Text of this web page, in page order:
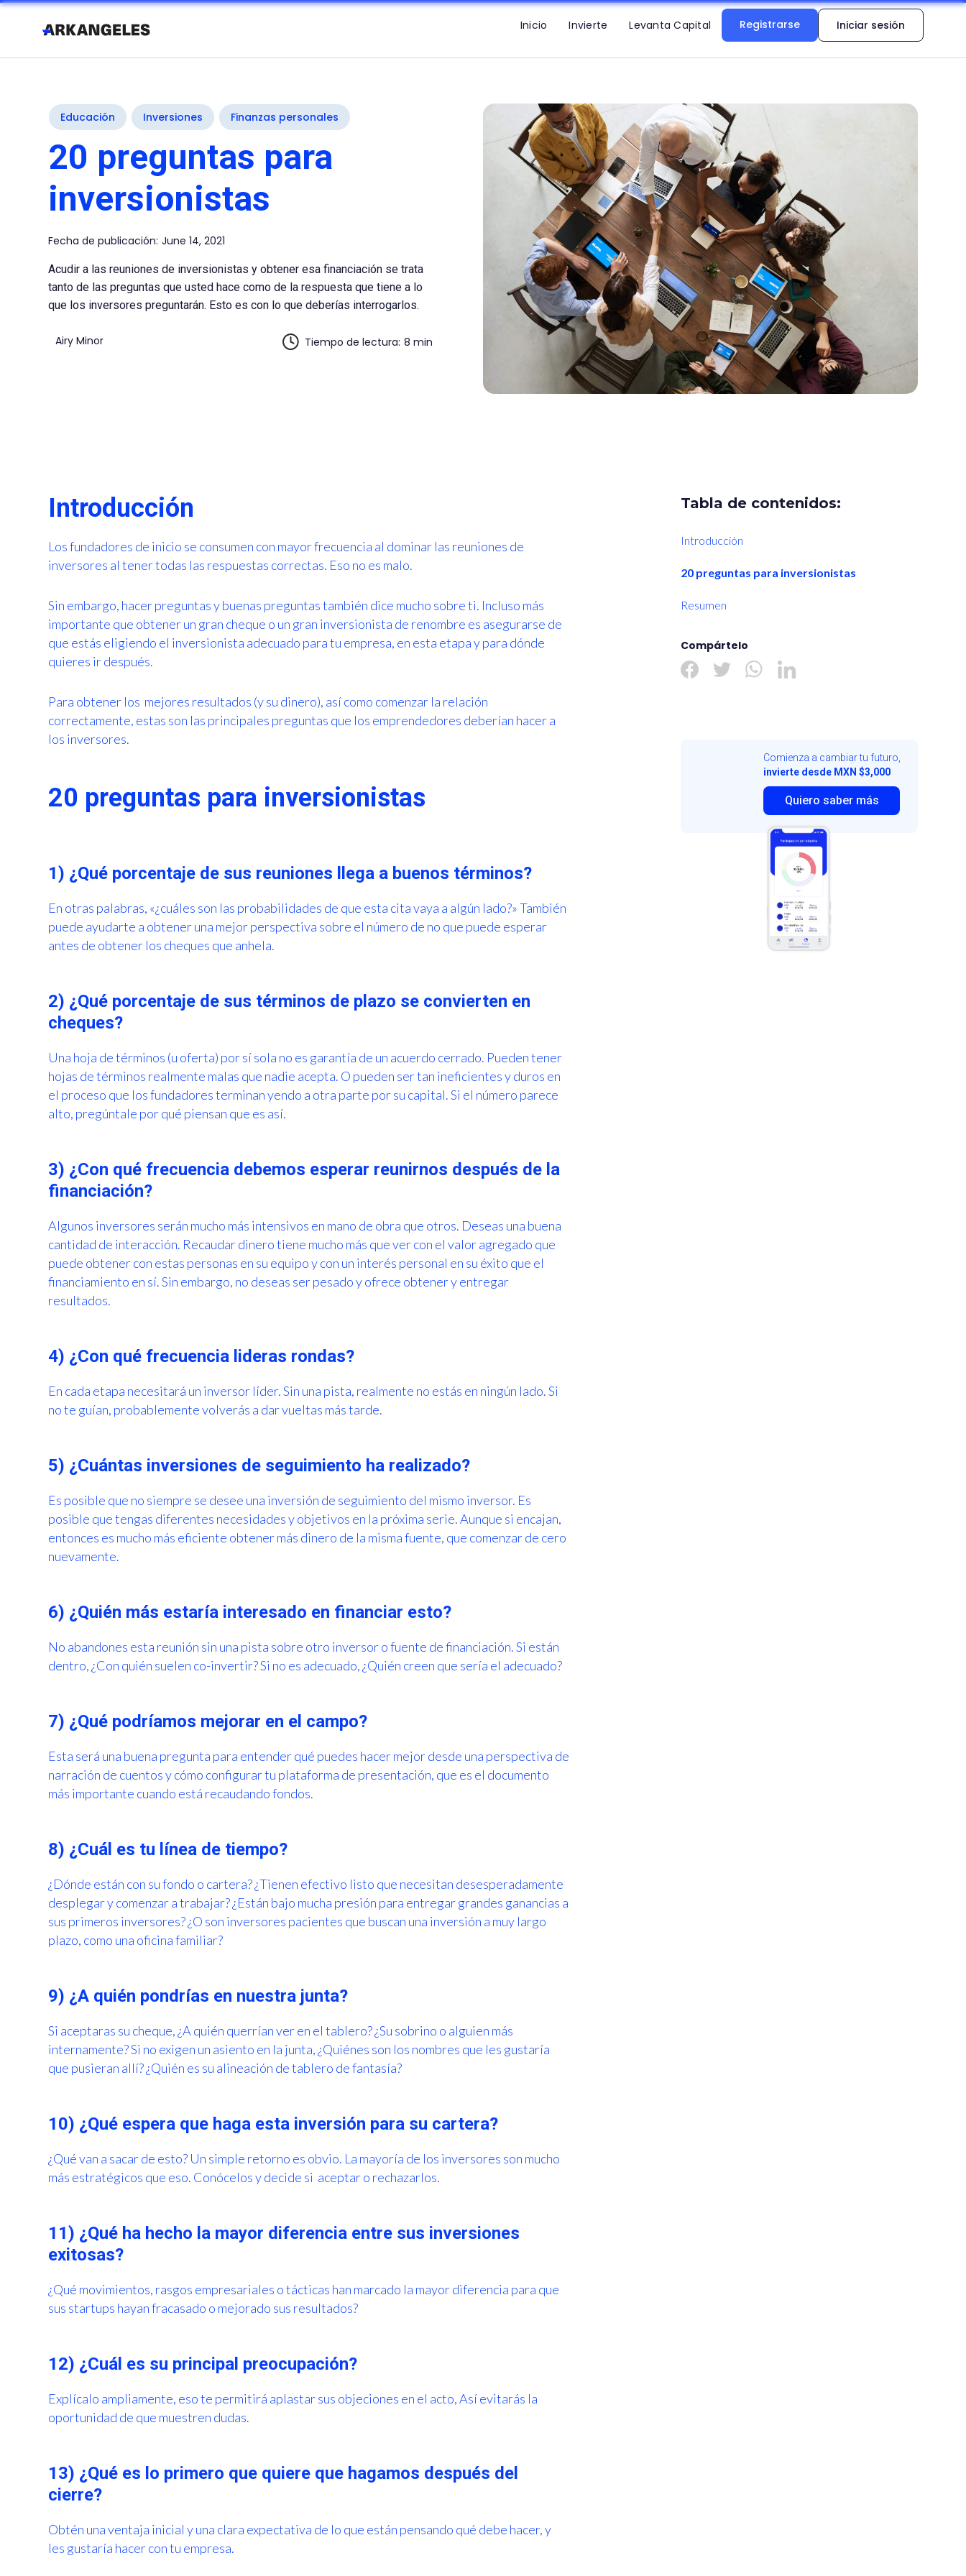
Inicio Invierte Levanta Capital Registrarse Iniciar sesión
Educación Inversiones Finanzas personales
20 preguntas para
inversionistas
Fecha de publicación: June 14, 2021
Acudir a las reuniones de inversionistas y obtener esa financiación se trata
tanto de las preguntas que usted hace como de la respuesta que tiene a lo
que los inversores preguntarán. Esto es con lo que deberías interrogarlos.
Airy Minor Tiempo de lectura: 8 min
Tabla de contenidos:
Introducción
20 preguntas para inversionistas
Resumen
Compártelo
Comienza a cambiar tu futuro,
invierte desde MXN $3,000
Quiero saber más
Introducción
Los fundadores de inicio se consumen con mayor frecuencia al dominar las reuniones de
inversores al tener todas las respuestas correctas. Eso no es malo.
Sin embargo, hacer preguntas y buenas preguntas también dice mucho sobre ti. Incluso más
importante que obtener un gran cheque o un gran inversionista de renombre es asegurarse de
que estás eligiendo el inversionista adecuado para tu empresa, en esta etapa y para dónde
quieres ir después.
Para obtener los mejores resultados (y su dinero), así como comenzar la relación
correctamente, estas son las principales preguntas que los emprendedores deberían hacer a
los inversores.
20 preguntas para inversionistas
1) ¿Qué porcentaje de sus reuniones llega a buenos términos?
En otras palabras, «¿cuáles son las probabilidades de que esta cita vaya a algún lado?» También
puede ayudarte a obtener una mejor perspectiva sobre el número de no que puede esperar
antes de obtener los cheques que anhela.
2) ¿Qué porcentaje de sus términos de plazo se convierten en
cheques?
Una hoja de términos (u oferta) por sí sola no es garantía de un acuerdo cerrado. Pueden tener
hojas de términos realmente malas que nadie acepta. O pueden ser tan ineficientes y duros en
el proceso que los fundadores terminan yendo a otra parte por su capital. Si el número parece
alto, pregúntale por qué piensan que es así.
3) ¿Con qué frecuencia debemos esperar reunirnos después de la
financiación?
Algunos inversores serán mucho más intensivos en mano de obra que otros. Deseas una buena
cantidad de interacción. Recaudar dinero tiene mucho más que ver con el valor agregado que
puede obtener con estas personas en su equipo y con un interés personal en su éxito que el
financiamiento en sí. Sin embargo, no deseas ser pesado y ofrece obtener y entregar
resultados.
4) ¿Con qué frecuencia lideras rondas?
En cada etapa necesitará un inversor líder. Sin una pista, realmente no estás en ningún lado. Si
no te guían, probablemente volverás a dar vueltas más tarde.
5) ¿Cuántas inversiones de seguimiento ha realizado?
Es posible que no siempre se desee una inversión de seguimiento del mismo inversor. Es
posible que tengas diferentes necesidades y objetivos en la próxima serie. Aunque si encajan,
entonces es mucho más eficiente obtener más dinero de la misma fuente, que comenzar de cero
nuevamente.
6) ¿Quién más estaría interesado en financiar esto?
No abandones esta reunión sin una pista sobre otro inversor o fuente de financiación. Si están
dentro, ¿Con quién suelen co-invertir? Si no es adecuado, ¿Quién creen que sería el adecuado?
7) ¿Qué podríamos mejorar en el campo?
Esta será una buena pregunta para entender qué puedes hacer mejor desde una perspectiva de
narración de cuentos y cómo configurar tu plataforma de presentación, que es el documento
más importante cuando está recaudando fondos.
8) ¿Cuál es tu línea de tiempo?
¿Dónde están con su fondo o cartera? ¿Tienen efectivo listo que necesitan desesperadamente
desplegar y comenzar a trabajar? ¿Están bajo mucha presión para entregar grandes ganancias a
sus primeros inversores? ¿O son inversores pacientes que buscan una inversión a muy largo
plazo, como una oficina familiar?
9) ¿A quién pondrías en nuestra junta?
Si aceptaras su cheque, ¿A quién querrían ver en el tablero? ¿Su sobrino o alguien más
internamente? Si no exigen un asiento en la junta, ¿Quiénes son los nombres que les gustaría
que pusieran allí? ¿Quién es su alineación de tablero de fantasía?
10) ¿Qué espera que haga esta inversión para su cartera?
¿Qué van a sacar de esto? Un simple retorno es obvio. La mayoría de los inversores son mucho
más estratégicos que eso. Conócelos y decide si aceptar o rechazarlos.
11) ¿Qué ha hecho la mayor diferencia entre sus inversiones
exitosas?
¿Qué movimientos, rasgos empresariales o tácticas han marcado la mayor diferencia para que
sus startups hayan fracasado o mejorado sus resultados?
12) ¿Cuál es su principal preocupación?
Explícalo ampliamente, eso te permitirá aplastar sus objeciones en el acto, Así evitarás la
oportunidad de que muestren dudas.
13) ¿Qué es lo primero que quiere que hagamos después del
cierre?
Obtén una ventaja inicial y una clara expectativa de lo que están pensando qué debe hacer, y
les gustaría hacer con tu empresa.